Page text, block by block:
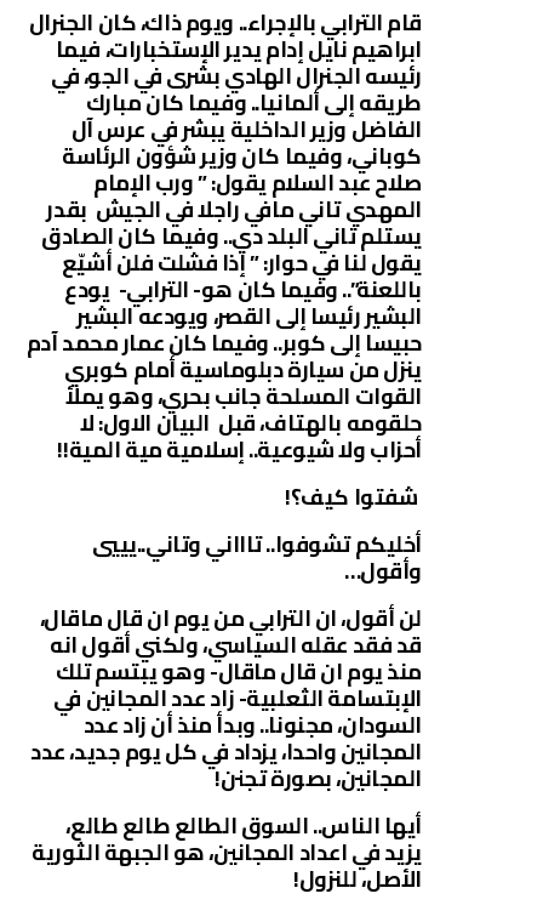
قام الترابي بالإجراء.. ويوم ذاك، كان الجنرال
ابراهيم نايل إدام يدير الإستخبارات، فيما
رئيسه الجنرال الهادي بشرى في الجو، في
طريقه إلى ألمانيا.. وفيما كان مبارك
الفاضل وزير الداخلية يبشر في عرس آل
كوباني، وفيما كان وزير شؤون الرئاسة
صلاح عبد السلام يقول: ” ورب الإمام
المهدي تاني مافي راجلا في الجيش بقدر
يستلم تاني البلد دي.. وفيما كان الصادق
يقول لنا في حوار: ” إذا فشلت فلن أشيّع
باللعنة”.. وفيما كان هو- الترابي- يودع
البشير رئيسا إلى القصر، ويودعه البشير
حبيسا إلى كوبر.. وفيما كان عمار محمد آدم
ينزل من سيارة دبلوماسية أمام كوبري
القوات المسلحة جانب بحري، وهو يملأ
حلقومه بالهتاف، قبل البيان الاول: لا
أحزاب ولا شيوعية.. إسلامية مية المية!!
شفتوا كيف؟!
أخليكم تشوفوا.. تاااني وتاني..يييي
وأقول…
لن أقول، ان الترابي من يوم ان قال ماقال،
قد فقد عقله السياسي، ولكني أقول انه
منذ يوم ان قال ماقال- وهو يبتسم تلك
الإبتسامة الثعلبية- زاد عدد المجانين في
السودان، مجنونا.. وبدأ منذ أن زاد عدد
المجانين واحدا، يزداد في كل يوم جديد، عدد
المجانين، بصورة تجنن!
أيها الناس.. السوق الطالع طالع طالع،
يزيد في اعداد المجانين، هو الجبهة الثورية
الأصل، للنزول!